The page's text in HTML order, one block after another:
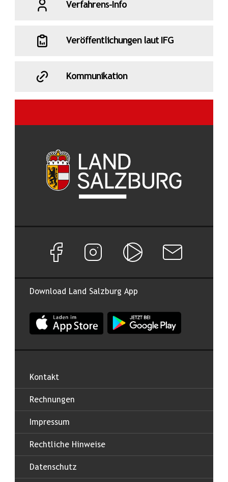
Verfahrens-Info
Veröffentlichungen laut IFG
Kommunikation
Download Land Salzburg App
App Land Salzburg im Apple App Store
App Land Salzburg im
Facebook Seite von Land Salzburg
Instagram Seite von Land Salzburg
Salzburg ONNewsletter
Kontakt
Rechnungen
Impressum
Rechtliche Hinweise
Datenschutz